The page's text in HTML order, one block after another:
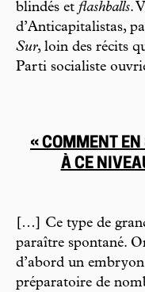
blindés et flashballs.
d’Anticapitalistas,
Sur, loin des récits
Parti socialiste
« COMMENT
À CE
[…] Ce type de
paraître spontané.
d’abord un
préparatoire de